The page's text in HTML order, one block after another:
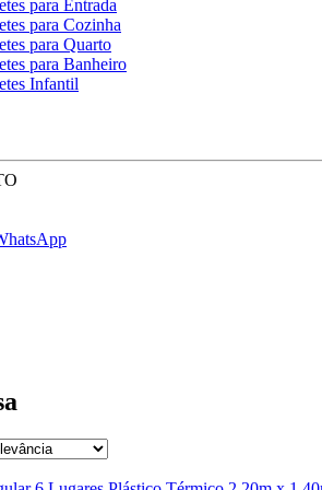
para Entrada
para Cozinha
para Quarto
para Banheiro
Infantil